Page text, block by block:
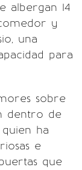
albergan 14
y
una
para
sobre
dentro de
ha
e
que